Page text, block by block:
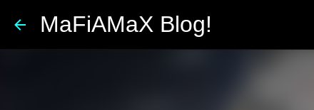
MaFiAMaX Blog!